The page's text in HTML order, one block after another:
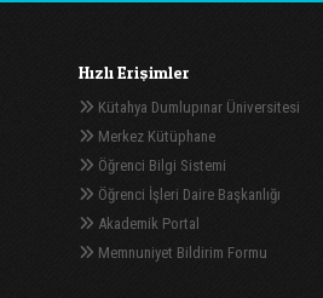
Hızlı Erişimler
Kütahya Dumlupınar Üniversitesi
Merkez Kütüphane
Öğrenci Bilgi Sistemi
Öğrenci İşleri Daire Başkanlığı
Akademik Portal
Memnuniyet Bildirim Formu